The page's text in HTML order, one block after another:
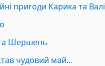
пригоди Карика та Валі
Шершень
чудовий май…